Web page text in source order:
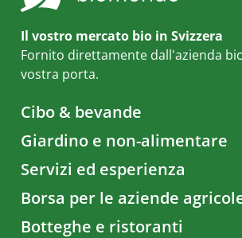
Il vostro mercato bio in Svizzera
Fornito direttamente dall'azienda
vostra porta.
Cibo & bevande
Giardino e non-alimentare
Servizi ed esperienza
Borsa per le aziende
Botteghe e ristoranti